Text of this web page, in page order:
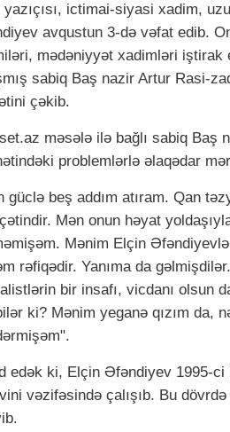
yazıçısı, ictimai-siyasi xadim,
avqustun 3-də vəfat edib.
mədəniyyət xadimləri
sabiq Baş nazir Artur Rasi-
çəkib.
məsələ ilə bağlı sabiq Baş
problemlərlə əlaqədar
güclə beş addım atıram. Qan
Mən onun həyat
Mənim Elçin
rəfiqədir. Yanıma da
bir insafı, vicdanı olsun
ki? Mənim yeganə qızım da,
edək ki, Elçin Əfəndiyev 1995-ci
vəzifəsində çalışıb. Bu